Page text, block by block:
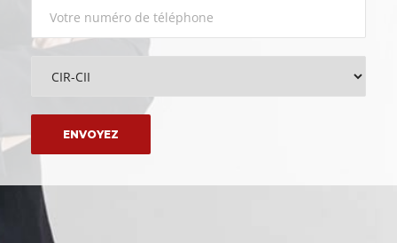
Please leave this field empty.